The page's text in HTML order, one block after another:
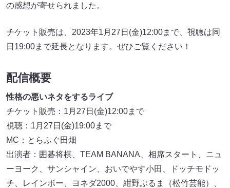
の感想が寄せられました。
チケット販売は、2023年1月27日(金)12:00まで、視聴は同
日19:00まで延長となります。ぜひご覧ください！
配信概要
性格の悪いネタをするライブ
チケット販売：1月27日(金)12:00まで
視聴：1月27日(金)19:00まで
MC：とらふぐ田畑
出演者：囲碁将棋、TEAM BANANA、相席スタート、ニュ
ーヨーク、サンシャイン、おいでやす小田、ドッチモドッ
チ、レインボー、ヨネダ2000、紺野ぶるま（松竹芸能）、